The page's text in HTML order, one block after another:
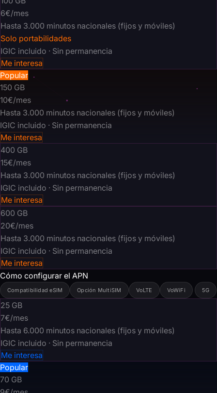
6€/mes
Hasta 3.000 minutos nacionales (fijos y móviles)
Solo portabilidades
IGIC incluido · Sin permanencia
Me interesa
Popular
150 GB
10€/mes
Hasta 3.000 minutos nacionales (fijos y móviles)
IGIC incluido · Sin permanencia
Me interesa
400 GB
15€/mes
Hasta 3.000 minutos nacionales (fijos y móviles)
IGIC incluido · Sin permanencia
Me interesa
600 GB
20€/mes
Hasta 3.000 minutos nacionales (fijos y móviles)
IGIC incluido · Sin permanencia
Me interesa
Cómo configurar el APN
Compatibilidad eSIM Opción MultiSIM VoLTE VoWiFi 5G
25 GB
7€/mes
Hasta 6.000 minutos nacionales (fijos y móviles)
IGIC incluido · Sin permanencia
Me interesa
Popular
70 GB